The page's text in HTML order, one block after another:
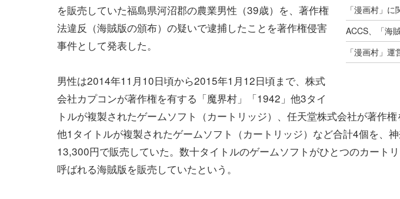
を販売していた福島県河沼郡の農業男性（39歳）を、著作権
法違反（海賊版の頒布）の疑いで逮捕したことを著作権侵害
事件として発表した。
男性は2014年11月10日頃から2015年1月12日頃まで、株式
会社カプコンが著作権を有する「魔界村」「1942」他3タイ
トルが複製されたゲームソフト（カートリッジ）、任天堂株式会社が著作権
他1タイトルが複製されたゲームソフト（カートリッジ）など合計4個を、
13,300円で販売していた。数十タイトルのゲームソフトがひとつのカート
呼ばれる海賊版を販売していたという。